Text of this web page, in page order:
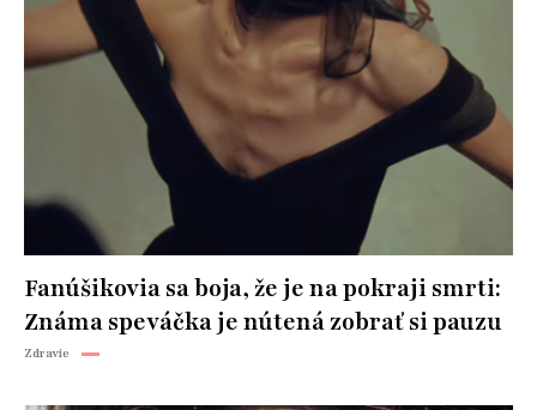
Fanúšikovia sa boja, že je na pokraji smrti:
Známa speváčka je nútená zobrať si pauzu
Zdravie